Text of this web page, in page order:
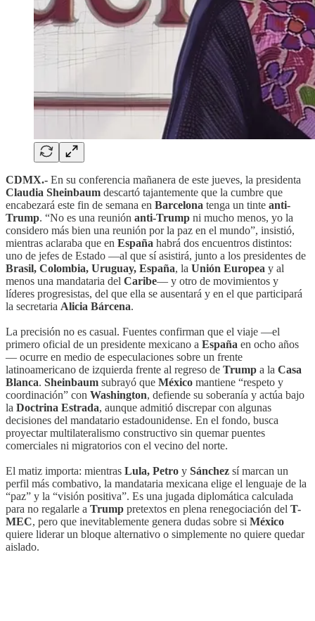
CDMX.- En su conferencia mañanera de este jueves, la presidenta
Claudia Sheinbaum descartó tajantemente que la cumbre que
encabezará este fin de semana en Barcelona tenga un tinte anti-
Trump. “No es una reunión anti-Trump ni mucho menos, yo la
considero más bien una reunión por la paz en el mundo”, insistió,
mientras aclaraba que en España habrá dos encuentros distintos:
uno de jefes de Estado —al que sí asistirá, junto a los presidentes de
Brasil, Colombia, Uruguay, España, la Unión Europea y al
menos una mandataria del Caribe— y otro de movimientos y
líderes progresistas, del que ella se ausentará y en el que participará
la secretaria Alicia Bárcena.
La precisión no es casual. Fuentes confirman que el viaje —el
primero oficial de un presidente mexicano a España en ocho años
— ocurre en medio de especulaciones sobre un frente
latinoamericano de izquierda frente al regreso de Trump a la Casa
Blanca. Sheinbaum subrayó que México mantiene “respeto y
coordinación” con Washington, defiende su soberanía y actúa bajo
la Doctrina Estrada, aunque admitió discrepar con algunas
decisiones del mandatario estadounidense. En el fondo, busca
proyectar multilateralismo constructivo sin quemar puentes
comerciales ni migratorios con el vecino del norte.
El matiz importa: mientras Lula, Petro y Sánchez sí marcan un
perfil más combativo, la mandataria mexicana elige el lenguaje de la
“paz” y la “visión positiva”. Es una jugada diplomática calculada
para no regalarle a Trump pretextos en plena renegociación del T-
MEC, pero que inevitablemente genera dudas sobre si México
quiere liderar un bloque alternativo o simplemente no quiere quedar
aislado.